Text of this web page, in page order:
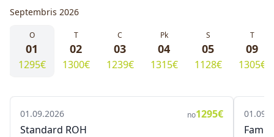
Septembris 2026
O
01
1295€
T
02
1300€
C
03
1239€
Pk
04
1315€
S
05
1128€
T
09
1305€
01.09.2026 no1295€
Standard ROH